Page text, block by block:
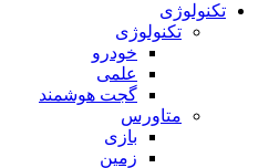
تکنولوژی
تکنولوژی
خودرو
علمی
گجت هوشمند
متاورس
بازی
زمین